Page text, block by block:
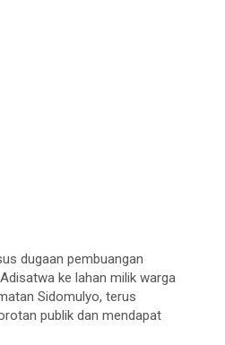
dugaan pembuangan
ke lahan milik warga
Sidomulyo, terus
publik dan mendapat